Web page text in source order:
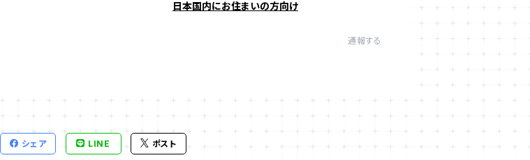
日本国内にお住まいの方向け
通報する
シェア LINE ポスト